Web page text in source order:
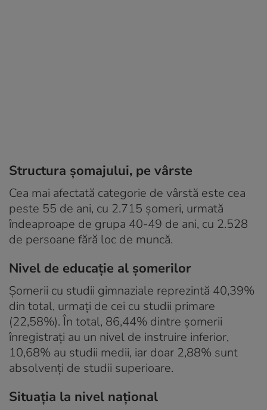
Structura șomajului, pe vârste
Cea mai afectată categorie de vârstă este cea
peste 55 de ani, cu 2.715 șomeri, urmată
îndeaproape de grupa 40-49 de ani, cu 2.528
de persoane fără loc de muncă.
Nivel de educație al șomerilor
Șomerii cu studii gimnaziale reprezintă 40,39%
din total, urmați de cei cu studii primare
(22,58%). În total, 86,44% dintre șomerii
înregistrați au un nivel de instruire inferior,
10,68% au studii medii, iar doar 2,88% sunt
absolvenți de studii superioare.
Situația la nivel național